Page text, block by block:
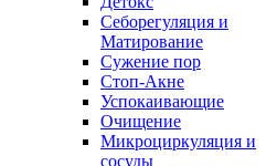
Себорегуляция и
Матирование
Сужение пор
Стоп-Акне
Успокаивающие
Очищение
Микроциркуляция и
сосуды